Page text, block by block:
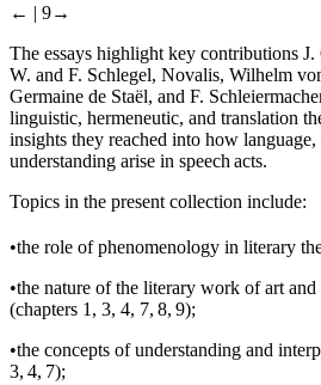
← | 9→
The essays highlight key contributions
W. and F. Schlegel, Novalis, Wilhelm
Germaine de Staël, and F.
linguistic, hermeneutic, and translation
insights they reached into how language,
understanding arise in speech acts.
Topics in the present collection include:
•the role of phenomenology in literary
•the nature of the literary work of art and
(chapters 1 , 3, 4, 7, 8, 9);
•the concepts of understanding and
3, 4, 7);